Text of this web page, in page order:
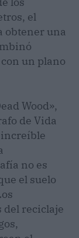
el
obtener una
un plano
Wood»,
de Vida
increíble
no es
el suelo
del reciclaje